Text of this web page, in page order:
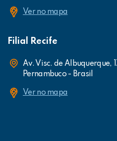
Ver no mapa
Filial Recife
Av. Visc. de Albuquerque,
Pernambuco - Brasil
Ver no mapa